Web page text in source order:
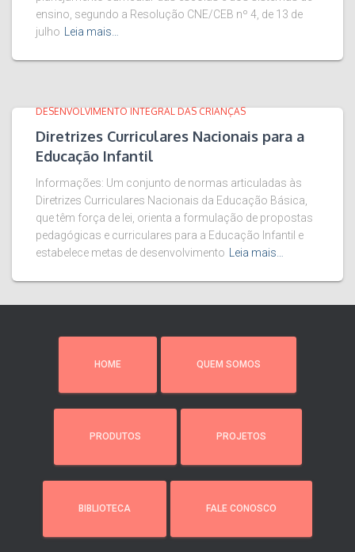
ensino, segundo a Resolução CNE/CEB nº 4, de 13 de
julho
Leia mais…
DESENVOLVIMENTO INTEGRAL DAS CRIANÇAS
Diretrizes Curriculares Nacionais para a
Educação Infantil
Informações: Um conjunto de normas articuladas às
Diretrizes Curriculares Nacionais da Educação Básica,
que têm força de lei, orienta a formulação de propostas
pedagógicas e curriculares para a Educação Infantil e
estabelece metas de desenvolvimento
Leia mais…
HOME QUEM SOMOS
PRODUTOS PROJETOS
BIBLIOTECA FALE CONOSCO